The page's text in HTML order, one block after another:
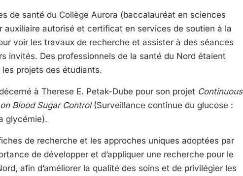
de santé du Collège Aurora (baccalauréat en sciences
auxiliaire autorisé et certificat en services de soutien à la
voir les travaux de recherche et assister à des séances
invités. Des professionnels de la santé du Nord étaient
projets des étudiants.
à Therese E. Petak-Dube pour son projet Continuous
Blood Sugar Control(Surveillance continue du glucose :
glycémie).
de recherche et les approches uniques adoptées par
de développer et d’appliquer une recherche pour le
afin d’améliorer la qualité des soins et de privilégier les